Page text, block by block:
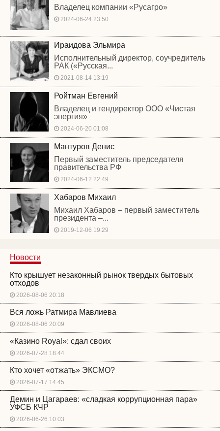
Владелец компании «Русагро»
2024-06-24 23:50
Ираидова Эльмира
Исполнительный директор, соучредитель
РАК («Русская...
2021-08-14 13:19
Ройтман Евгений
Владелец и гендиректор ООО «Чистая
энергия»
2024-06-20 01:08
Мантуров Денис
Первый заместитель председателя
правительства РФ
2024-06-12 22:49
Хабаров Михаил
Михаил Хабаров – первый заместитель
президента –...
2019-12-06 19:29
Новости
Кто крышует незаконный рынок твердых бытовых
отходов
2026-08-06 20:18
Вся ложь Ратмира Мавлиева
2026-08-06 20:09
«Казино Royal»: сдал своих
2026-07-28 18:44
Кто хочет «отжать» ЭКСМО?
2026-07-17 14:45
Демин и Цагараев: «сладкая коррупционная пара»
УФСБ КЧР
2026-06-26 10:03